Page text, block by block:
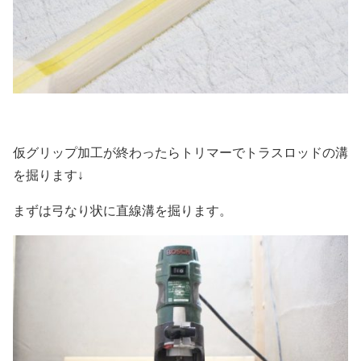
仮グリップ加工が終わったらトリマーでトラスロッドの溝
を掘ります↓
まずは弓なり状に直線溝を掘ります。